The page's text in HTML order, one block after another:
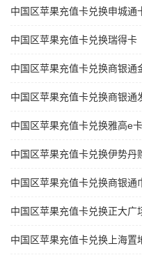
中国区苹果充值卡兑换申城通
中国区苹果充值卡兑换瑞得卡
中国区苹果充值卡兑换商银通
中国区苹果充值卡兑换商银通
中国区苹果充值卡兑换雅高e卡
中国区苹果充值卡兑换伊势丹
中国区苹果充值卡兑换商银通
中国区苹果充值卡兑换正大广
中国区苹果充值卡兑换上海置